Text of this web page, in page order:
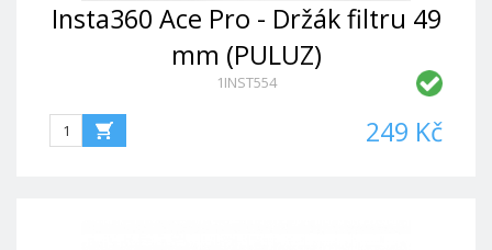
Insta360 Ace Pro - Držák filtru 49
mm (PULUZ)
1INST554
249 Kč